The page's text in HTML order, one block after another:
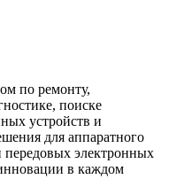
по ремонту,
поиске
устройств и
для аппаратного
электронных
в каждом